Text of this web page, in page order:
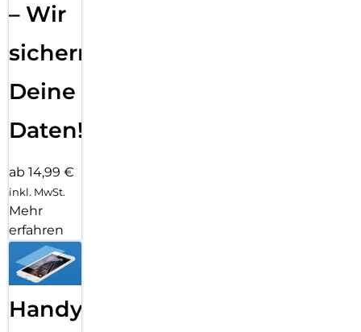
– Wir
sichern
Deine
Daten!
ab 14,99 €
inkl. MwSt.
Mehr
erfahren
Handy